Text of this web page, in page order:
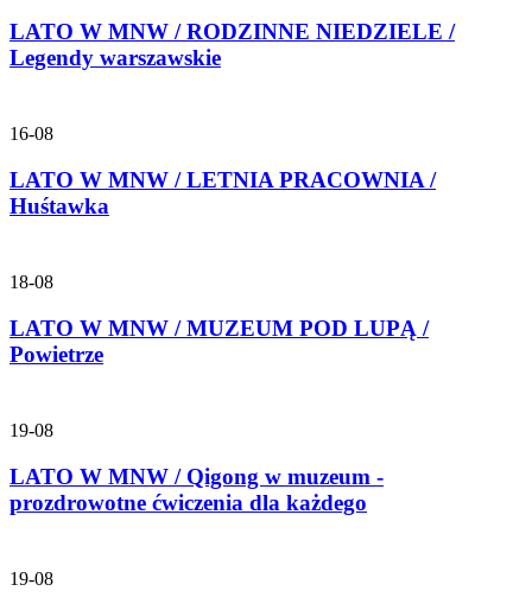
LATO W MNW / RODZINNE NIEDZIELE /
Legendy warszawskie
16-08
LATO W MNW / LETNIA PRACOWNIA /
Huśtawka
18-08
LATO W MNW / MUZEUM POD LUPĄ /
Powietrze
19-08
LATO W MNW / Qigong w muzeum -
prozdrowotne ćwiczenia dla każdego
19-08